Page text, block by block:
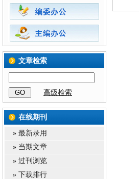
文章检索
GO 高级检索
在线期刊
» 最新录用
» 当期文章
» 过刊浏览
» 下载排行